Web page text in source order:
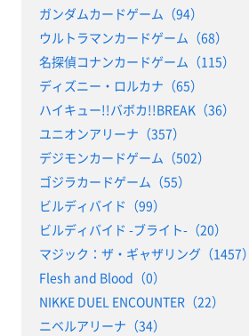
ガンダムカードゲーム（94）
ウルトラマンカードゲーム（68）
名探偵コナンカードゲーム（115）
ディズニー・ロルカナ（65）
ハイキュー!!バボカ!!BREAK（36）
ユニオンアリーナ（357）
デジモンカードゲーム（502）
ゴジラカードゲーム（55）
ビルディバイド（99）
ビルディバイド -ブライト-（20）
マジック：ザ・ギャザリング（1457）
Flesh and Blood（0）
NIKKE DUEL ENCOUNTER（22）
ニベルアリーナ（34）